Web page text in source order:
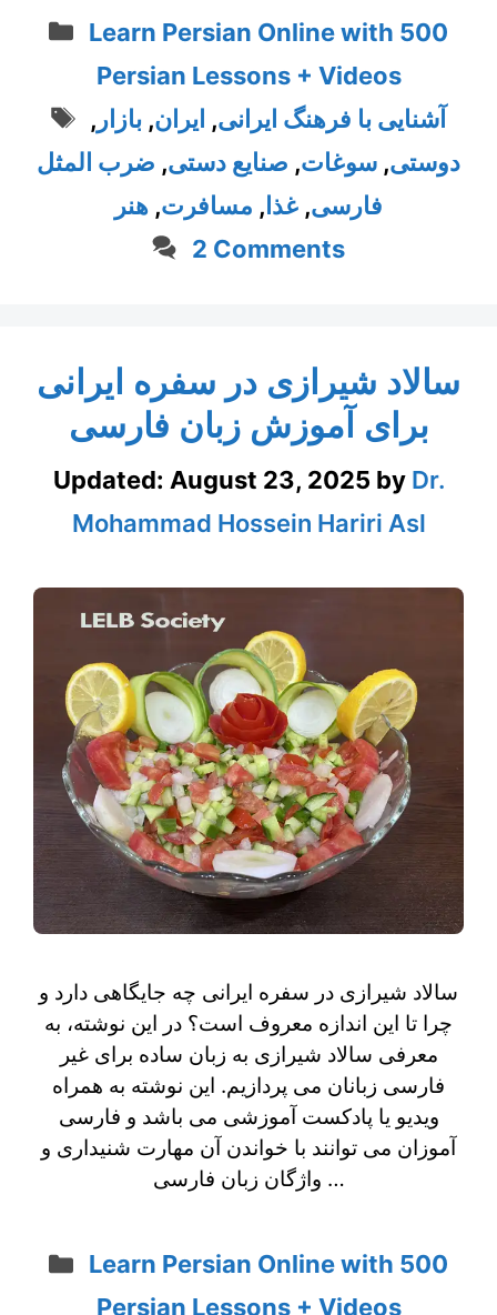
Categories
Learn Persian Online with 500
Persian Lessons + Videos
Tags
آشنایی با فرهنگ ایرانی, ایران, بازار ,
دوستی, سوغات, صنایع دستی, ضرب المثل
فارسی, غذا, مسافرت, هنر
2 Comments
سالاد شیرازی در سفره ایرانی
برای آموزش زبان فارسی
Updated: August 23, 2025 by Dr.
Mohammad Hossein Hariri Asl
سالاد شیرازی در سفره ایرانی چه جایگاهی دارد و
چرا تا این اندازه معروف است؟ در این نوشته، به
معرفی سالاد شیرازی به زبان ساده برای غیر
فارسی زبانان می پردازیم. این نوشته به همراه
ویدیو یا پادکست آموزشی می باشد و فارسی
آموزان می توانند با خواندن آن مهارت شنیداری و
واژگان زبان فارسی …
Categories
Learn Persian Online with 500
Persian Lessons + Videos